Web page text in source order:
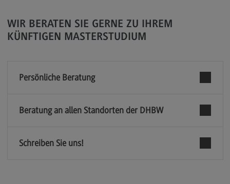
General Business Management
General Business Management
Berufsperspektiven
Governance Sozialer Arbeit
WIR BERATEN SIE GERNE ZU IHREM
KÜNFTIGEN MASTERSTUDIUM
Persönliche Beratung
Beratung an allen Standorten der DHBW
Schreiben Sie uns!